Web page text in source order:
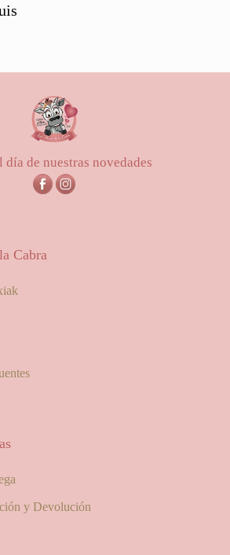
día de nuestras novedades
Cabra
y Devolución